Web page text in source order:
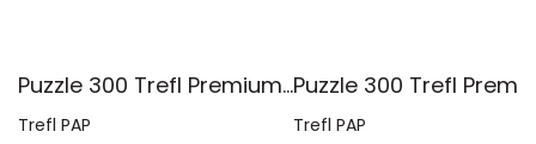
Puzzle 300 Trefl Premium Plus Kids Disney Marvel Spiderman ukryty bohater 23047
Trefl PAP Trefl PAP